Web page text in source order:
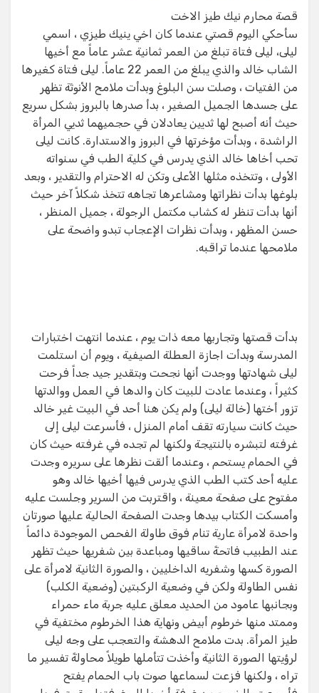
it
te
r
ss
e
n
g
er
at
s
A
p
p
e
gr
a
m
ar
e
قصة محارم نيك طيز الاخت
سأحكي اليوم قصتي عندما كان اخي ينيك طيزي ، اسمي
ليلى، ليلى فتاة تبلغ من العمر ثمانية عشر عاماً مع أخيها
الشاب خالد والذي يبلغ من العمر 22 عاماً. ليلى فتاة كغيرها
من الفتيات ، وصلت سن البلوغ وبدأت ملامح الأنوثة تظهر
على جسدها الجميل الصغير ، بدأ صدرها بالبروز بشكل سريع
حيث أنه أصبح لها ثديين يعادلان في حجميهما ثديي المرأة
الراشدة ، وبدأت مؤخرتها في البروز والاستدارة. كانت ليلى
تحب أخاها خالد الذي يدرس في كلية الطب في سنواته
الأولى ، وتتخذه مثلها الأعلى وتكن له الاحترام والتقدير ، وبعد
بلوغها بدأت نظراتها ومشاعرها تجاهه تتخذ شكلاً آخر حيث
أنها بدأت تنظر له كشاب مكتمل الرجولة ، جميل المنظر ،
حسن المظهر ، وبدأت نظرات الإعجاب تبدو واضحة على
ملامحها عندما تراقبه.
بدأت قصتها وتجاربها معه ذات يوم ، عندما انتهت اختبارات
المدرسة وبدأت اجازة العطلة الصيفية ، ويوم أن استلمت
ليلى شهادتها ووجدت أنها نجحت وبتقدير جيد جداً فرحت
كثيراً ، وعندما عادت للبيت كان والدها في العمل ووالدتها
تزور أختها (خالة ليلى) ولم يكن هنا أحد في البيت غير خالد
حيث كانت سيارته تقف أمام المنزل ، فأسرعت ليلى إلى
غرفته لتبشره بالنتيجة ولكنها لم تجده في غرفته حيث كان
في الحمام يستحم ، وعندما ألقت نظرها على سريره وجدت
عليه أحد كتب الطب الذي يدرس فيها أخيها خالد وهو
مفتوح على صفحة معينة ، واقتربت من السرير وجلست عليه
وأمسكت الكتاب بيدها وجدت الصفحة الحالية عليها صورتان
واحدة لامرأة عارية تنام فوق طاولة الفحص الموجودة دائماً
عند الطبيب فاتحةً ساقيها ومباعدة بين شفريها حيث تظهر
الصورة كسها وشفريه الداخليين ، والصورة الثانية لامرأة على
نفس الطاولة ولكن في وضعية الركبتين (وضعية الكلب)
وبجانبها عامود من الحديد معلق عليه جربة ماء حمراء
وممتد منها خرطوم أبيض ونهاية هذا الخرطوم مختفية في
طيز المرأة. بدت ملامح الدهشة والتعجب على وجه ليلى
لرؤيتها الصورة الثانية وأخذت تتأملها طويلاً محاولةً تفسير ما
تراه ، ولكنها فزعت لسماعها صوت باب الحمام يفتح